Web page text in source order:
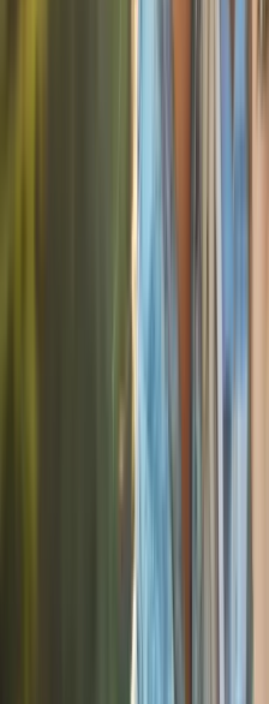
Questions? Schedule a call